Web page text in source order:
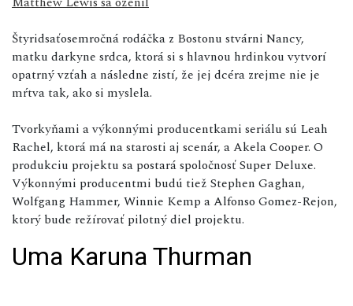
Štyridsaťosemročná rodáčka z Bostonu stvárni Nancy,
matku darkyne srdca, ktorá si s hlavnou hrdinkou vytvorí
opatrný vzťah a následne zistí, že jej dcéra zrejme nie je
mŕtva tak, ako si myslela.
Tvorkyňami a výkonnými producentkami seriálu sú Leah
Rachel, ktorá má na starosti aj scenár, a Akela Cooper. O
produkciu projektu sa postará spoločnosť Super Deluxe.
Výkonnými producentmi budú tiež Stephen Gaghan,
Wolfgang Hammer, Winnie Kemp a Alfonso Gomez-Rejon,
ktorý bude režírovať pilotný diel projektu.
Uma Karuna Thurman